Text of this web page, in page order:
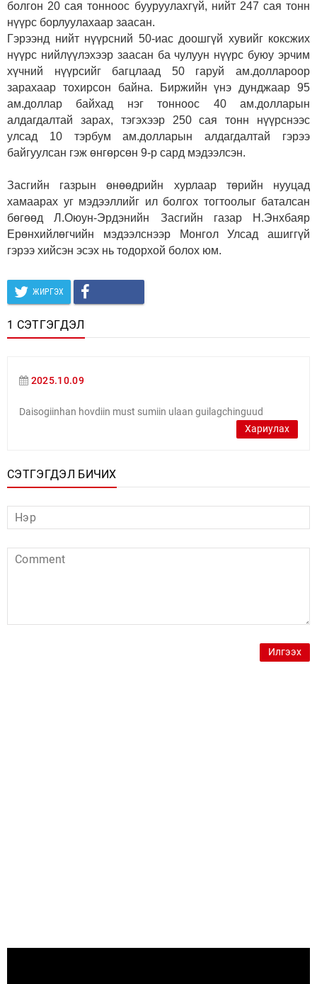
болгон 20 сая тонноос бууруулахгүй, нийт 247 сая тонн
нүүрс борлуулахаар заасан.
Гэрээнд нийт нүүрсний 50-иас доошгүй хувийг коксжих
нүүрс нийлүүлэхээр заасан ба чулуун нүүрс буюу эрчим
хүчний нүүрсийг багцлаад 50 гаруй ам.доллароор
зарахаар тохирсон байна. Биржийн үнэ дунджаар 95
ам.доллар байхад нэг тонноос 40 ам.долларын
алдагдалтай зарах, тэгэхээр 250 сая тонн нүүрснээс
улсад 10 тэрбум ам.долларын алдагдалтай гэрээ
байгуулсан гэж өнгөрсөн 9-р сард мэдээлсэн.
Засгийн газрын өнөөдрийн хурлаар төрийн нууцад
хамаарах уг мэдээллийг ил болгох тогтоолыг баталсан
бөгөөд Л.Оюун-Эрдэнийн Засгийн газар Н.Энхбаяр
Ерөнхийлөгчийн мэдээлснээр Монгол Улсад ашиггүй
гэрээ хийсэн эсэх нь тодорхой болох юм.
ЖИРГЭХ
1 СЭТГЭГДЭЛ
2025.10.09
Daisogiinhan hovdiin must sumiin ulaan guilagchinguud
Хариулах
СЭТГЭГДЭЛ БИЧИХ
Илгээх